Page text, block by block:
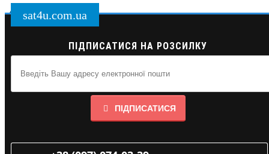
sat4u.com.ua
ПІДПИСАТИСЯ НА РОЗСИЛКУ
ПІДПИСАТИСЯ